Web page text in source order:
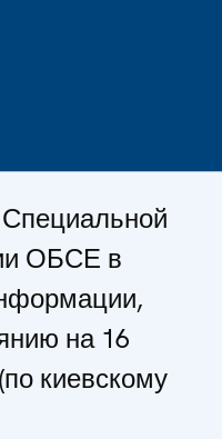
ОБСЕ в
на 16
киевскому